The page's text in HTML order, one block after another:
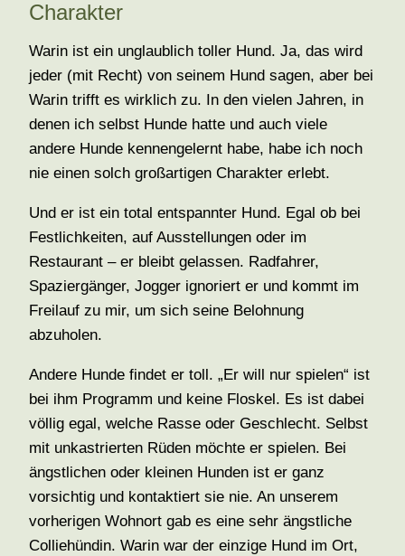
Charakter
Warin ist ein unglaublich toller Hund. Ja, das wird
jeder (mit Recht) von seinem Hund sagen, aber bei
Warin trifft es wirklich zu. In den vielen Jahren, in
denen ich selbst Hunde hatte und auch viele
andere Hunde kennengelernt habe, habe ich noch
nie einen solch großartigen Charakter erlebt.
Und er ist ein total entspannter Hund. Egal ob bei
Festlichkeiten, auf Ausstellungen oder im
Restaurant – er bleibt gelassen. Radfahrer,
Spaziergänger, Jogger ignoriert er und kommt im
Freilauf zu mir, um sich seine Belohnung
abzuholen.
Andere Hunde findet er toll. „Er will nur spielen“ ist
bei ihm Programm und keine Floskel. Es ist dabei
völlig egal, welche Rasse oder Geschlecht. Selbst
mit unkastrierten Rüden möchte er spielen. Bei
ängstlichen oder kleinen Hunden ist er ganz
vorsichtig und kontaktiert sie nie. An unserem
vorherigen Wohnort gab es eine sehr ängstliche
Colliehündin. Warin war der einzige Hund im Ort,